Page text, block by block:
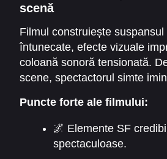
scenă
Filmul construiește
întunecate, efecte vizuale
coloană sonoră tensionată.
scene, spectactorul simte
introspecție și emoție, oferind
perfect între acțiune și
Puncte forte ale filmului:
🌌 Elemente SF
spectaculoase.